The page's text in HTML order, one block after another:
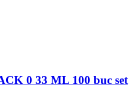
0 33 ML 100 buc set